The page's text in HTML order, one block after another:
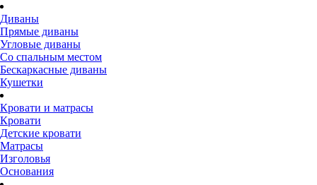
Диваны
Прямые диваны
Угловые диваны
Со спальным местом
Бескаркасные диваны
Кушетки
Кровати и матрасы
Кровати
Детские кровати
Матрасы
Изголовья
Основания